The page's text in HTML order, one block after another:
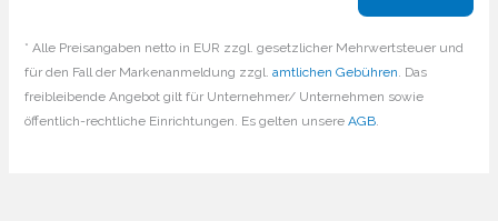
* Alle Preisangaben netto in EUR zzgl. gesetzlicher Mehrwertsteuer und
für den Fall der Markenanmeldung zzgl.amtlichen Gebühren. Das
freibleibende Angebot gilt für Unternehmer/ Unternehmen sowie
öffentlich-rechtliche Einrichtungen. Es gelten unsereAGB.